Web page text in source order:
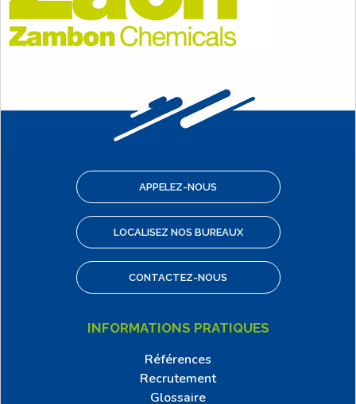
APPELEZ-NOUS
LOCALISEZ NOS BUREAUX
CONTACTEZ-NOUS
INFORMATIONS PRATIQUES
Références
Recrutement
Glossaire